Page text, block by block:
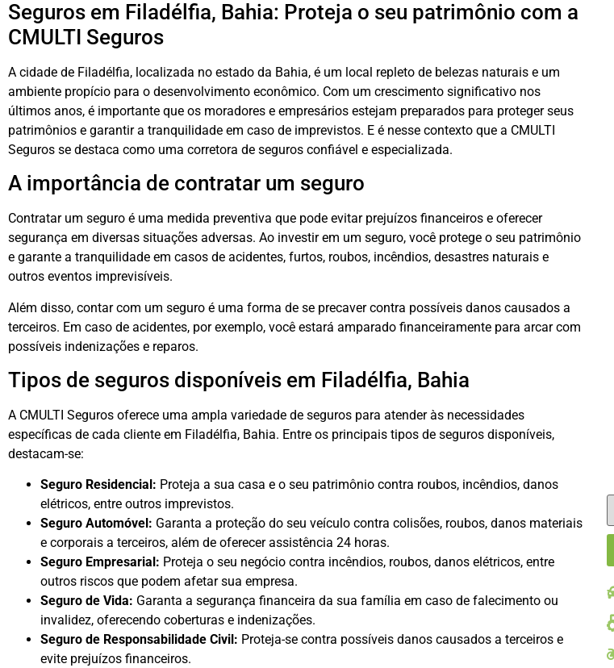
Seguros em Filadélfia, Bahia: Proteja o seu patrimônio com a
CMULTI Seguros
A cidade de Filadélfia, localizada no estado da Bahia, é um local repleto de belezas naturais e um
ambiente propício para o desenvolvimento econômico. Com um crescimento significativo nos
últimos anos, é importante que os moradores e empresários estejam preparados para proteger seus
patrimônios e garantir a tranquilidade em caso de imprevistos. E é nesse contexto que a CMULTI
Seguros se destaca como uma corretora de seguros confiável e especializada.
A importância de contratar um seguro
Contratar um seguro é uma medida preventiva que pode evitar prejuízos financeiros e oferecer
segurança em diversas situações adversas. Ao investir em um seguro, você protege o seu patrimônio
e garante a tranquilidade em casos de acidentes, furtos, roubos, incêndios, desastres naturais e
outros eventos imprevisíveis.
Além disso, contar com um seguro é uma forma de se precaver contra possíveis danos causados a
terceiros. Em caso de acidentes, por exemplo, você estará amparado financeiramente para arcar com
possíveis indenizações e reparos.
Tipos de seguros disponíveis em Filadélfia, Bahia
A CMULTI Seguros oferece uma ampla variedade de seguros para atender às necessidades
específicas de cada cliente em Filadélfia, Bahia. Entre os principais tipos de seguros disponíveis,
destacam-se:
Seguro Residencial: Proteja a sua casa e o seu patrimônio contra roubos, incêndios, danos
elétricos, entre outros imprevistos.
Seguro Automóvel: Garanta a proteção do seu veículo contra colisões, roubos, danos materiais
e corporais a terceiros, além de oferecer assistência 24 horas.
Seguro Empresarial: Proteja o seu negócio contra incêndios, roubos, danos elétricos, entre
outros riscos que podem afetar sua empresa.
Seguro de Vida: Garanta a segurança financeira da sua família em caso de falecimento ou
invalidez, oferecendo coberturas e indenizações.
Seguro de Responsabilidade Civil: Proteja-se contra possíveis danos causados a terceiros e
evite prejuízos financeiros.